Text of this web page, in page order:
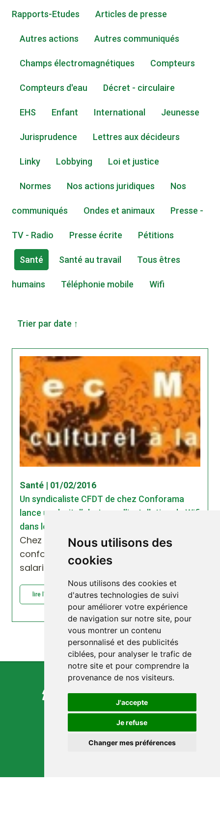
Nous utilisons des
cookies
Nous utilisons des cookies et
d'autres technologies de suivi
pour améliorer votre expérience
de navigation sur notre site, pour
vous montrer un contenu
personnalisé et des publicités
ciblées, pour analyser le trafic de
notre site et pour comprendre la
provenance de nos visiteurs.
J'accepte
Je refuse
Changer mes préférences
Rapports-Etudes Articles de presse
Autres actions Autres communiqués
Champs électromagnétiques Compteurs
Compteurs d'eau Décret - circulaire
EHS Enfant International Jeunesse
Jurisprudence Lettres aux décideurs
Linky Lobbying Loi et justice
Normes Nos actions juridiques Nos
communiqués Ondes et animaux Presse -
TV - Radio Presse écrite Pétitions
Santé Santé au travail Tous êtres
humains Téléphonie mobile Wifi
Trier par date ↑
Santé | 01/02/2016
Un syndicaliste CFDT de chez Conforama
lance un droit d’alerte sur l’installation du Wifi
dans le magasin de Saint-Ouen
Chez Conforama, la CFDT demande le
confort pour la santé tant pour les
salariés que les clients
lire l'article : Un syndicaliste CFDT de chez...